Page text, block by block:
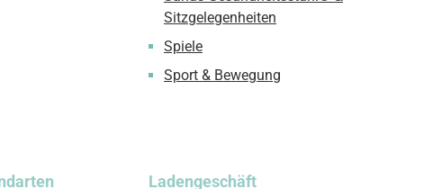
Sitzgelegenheiten
Spiele
Sport & Bewegung
Ladengeschäft